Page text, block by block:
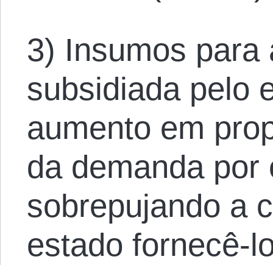
3) Insumos para
subsidiada pelo
aumento em
da demanda
sobrepujando a
estado fornecê-